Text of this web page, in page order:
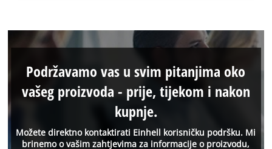
Možete direktno kontaktirati Einhell korisničku podršku. Mi
brinemo o vašim zahtjevima za informacije o proizvodu,
Podržavamo vas u svim pitanjima oko
vašeg proizvoda - prije, tijekom i nakon
kupnje.